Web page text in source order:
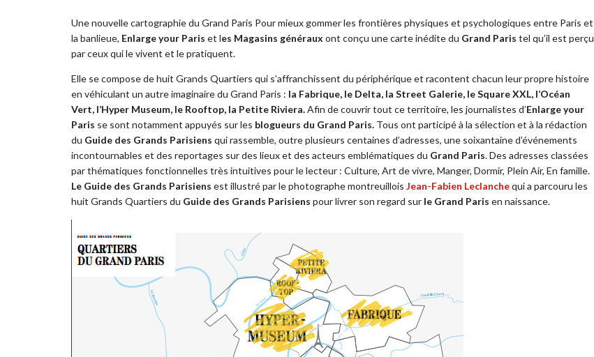
Une nouvelle cartographie du Grand Paris Pour mieux gommer les frontières physiques et psychologiques entre Paris et
la banlieue, Enlarge your Paris et les Magasins généraux ont conçu une carte inédite du Grand Paris tel qu’il est perçu
par ceux qui le vivent et le pratiquent.
Elle se compose de huit Grands Quartiers qui s’affranchissent du périphérique et racontent chacun leur propre histoire
en véhiculant un autre imaginaire du Grand Paris : la Fabrique, le Delta, la Street Galerie, le Square XXL, l’Océan
Vert, l’Hyper Museum, le Rooftop, la Petite Riviera.Afin de couvrir tout ce territoire, les journalistes d’Enlarge your
Paris se sont notamment appuyés sur les blogueurs du Grand Paris. Tous ont participé à la sélection et à la rédaction
du Guide des Grands Parisiens qui rassemble, outre plusieurs centaines d’adresses, une soixantaine d’événements
incontournables et des reportages sur des lieux et des acteurs emblématiques du Grand Paris. Des adresses classées
par thématiques fonctionnelles très intuitives pour le lecteur : Culture, Art de vivre, Manger, Dormir, Plein Air, En famille.
Le Guide des Grands Parisiens est illustré par le photographe montreuillois Jean-Fabien Leclanchequi a parcouru les
huit Grands Quartiers du Guide des Grands Parisiens pour livrer son regard sur le Grand Paris en naissance.